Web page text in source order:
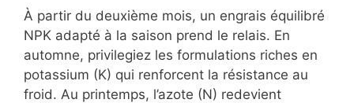
À partir du deuxième mois, un engrais équilibré
NPK adapté à la saison prend le relais. En
automne, privilegiez les formulations riches en
potassium (K) qui renforcent la résistance au
froid. Au printemps, l’azote (N) redevient